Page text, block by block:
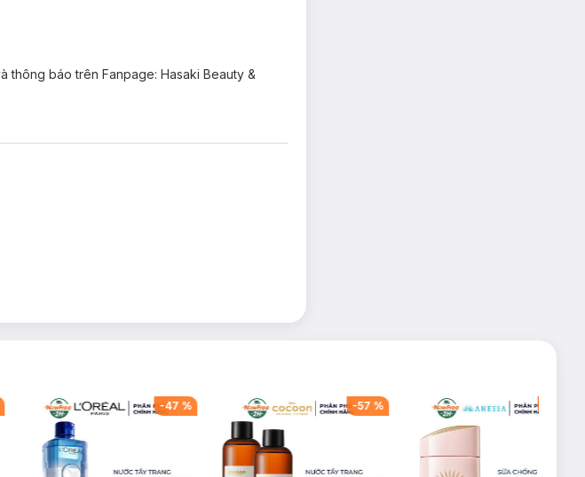
thông báo trên Fanpage: Hasaki Beauty &
-47 % -57 %